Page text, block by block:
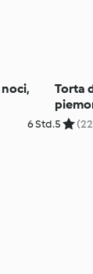
6 Std.
Torta
5